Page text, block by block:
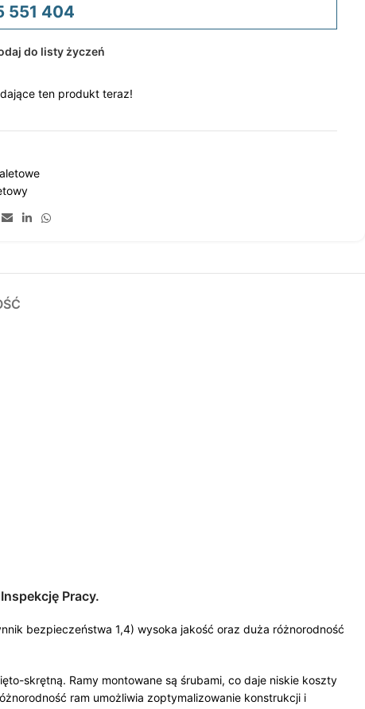
551 404
do listy życzeń
ten produkt teraz!
Pracy.
bezpieczeństwa 1,4) wysoka jakość oraz duża różnorodność
skrętną. Ramy montowane są śrubami, co daje niskie koszty
ram umożliwia zoptymalizowanie konstrukcji i